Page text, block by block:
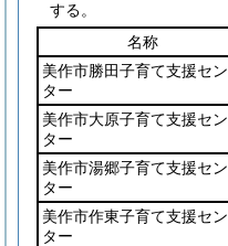
する。
名称
美作市勝田子育て支援セン
ター
美作市大原子育て支援セン
ター
美作市湯郷子育て支援セン
ター
美作市作東子育て支援セン
ター